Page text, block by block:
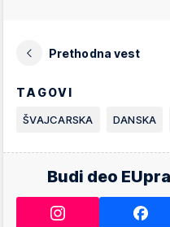
Prethodna vest
TAGOVI
ŠVAJCARSKA DANSKA
Budi deo